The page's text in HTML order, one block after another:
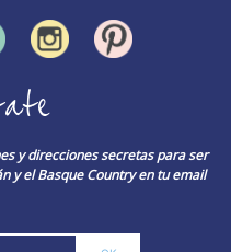
y direcciones secretas para ser
y el Basque Country en tu email